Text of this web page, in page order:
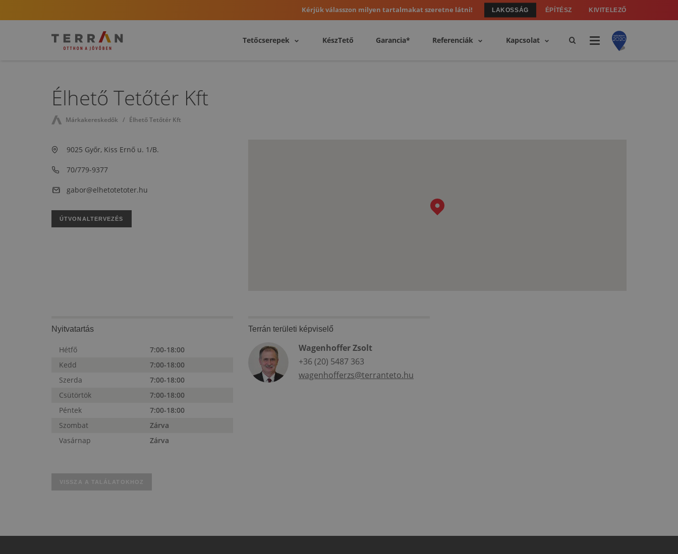
Kérjük válasszon milyen tartalmakat szeretne látni! LAKOSSÁG ÉPÍTÉSZ KIVITELEZŐ
Tetőcserepek KészTető Garancia* Referenciák Kapcsolat
Élhető Tetőtér Kft
Márkakereskedők Élhető Tetőtér Kft
9025 Győr, Kiss Ernő u. 1/B.
70/779-9377
gabor@elhetotetoter.hu
ÚTVONALTERVEZÉS
Nyitvatartás
Hétfő
7:00-18:00
Kedd
7:00-18:00
Szerda
7:00-18:00
Csütörtök
7:00-18:00
Péntek
7:00-18:00
Szombat
Zárva
Vasárnap
Zárva
Terrán területi képviselő
Wagenhoffer Zsolt
+36 (20) 5487 363
wagenhofferzs@terranteto.hu
VISSZA A TALÁLATOKHOZ